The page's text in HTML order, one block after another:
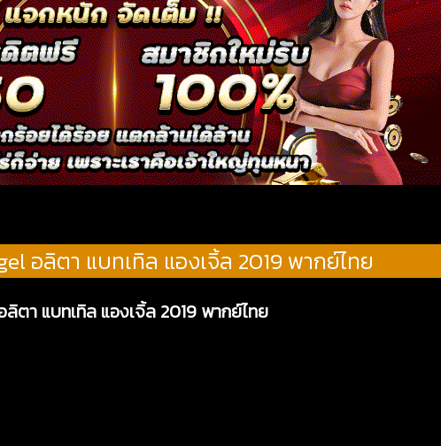
อลิตา แบทเทิล แองเจิ้ล 2019 พากย์ไทย
า แบทเทิล แองเจิ้ล 2019 พากย์ไทย